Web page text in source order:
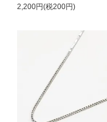
2,200円(税200円)